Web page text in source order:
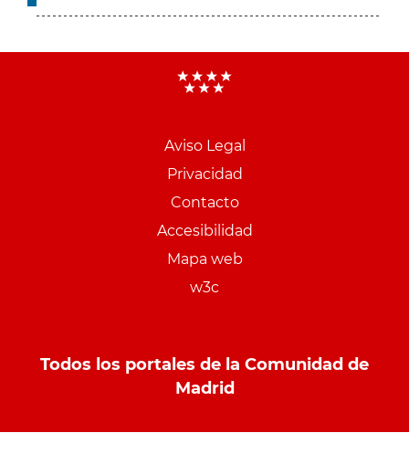
Aviso Legal
Privacidad
Contacto
Accesibilidad
Mapa web
w3c
Todos los portales de la Comunidad de
Madrid